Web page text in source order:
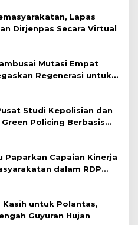
Lapas
Dirjenpas Secara Virtual
Mutasi Empat
Regenerasi untuk
Studi Kepolisian dan
Policing Berbasis
Paparkan Capaian Kinerja
dalam RDP
RI
untuk Polantas,
Guyuran Hujan